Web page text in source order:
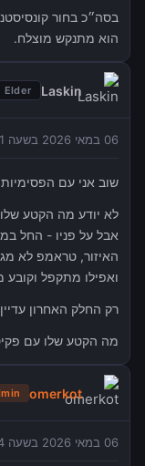
בסה״כ בחור
הוא מתנקש מוצלח.
Laskin
Elder
06 במאי 2026 בשעה 12:11
שוב אני עם
לא יודע מה הקטע
אבל על פניו - החל
האיזור, טראמפ לא
ואפילו מתקפל
רק החלק האחרון
מה הקטע שלו עם
omerkot
06 במאי 2026 בשעה 16:14